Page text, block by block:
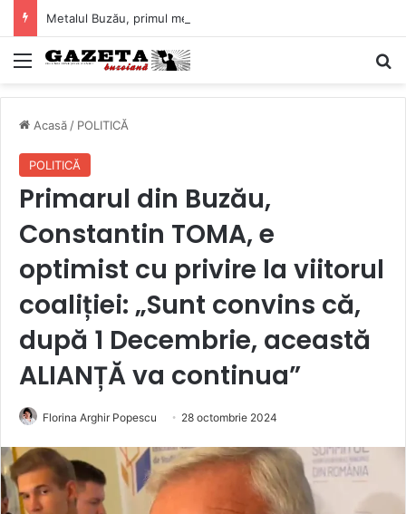
Mediu
Acasă / POLITICĂ
POLITICĂ
Primarul din Buzău,
Constantin TOMA, e
optimist cu privire la viitorul
coaliției: „Sunt convins că,
după 1 Decembrie, această
ALIANȚĂ va continua”
Florina Arghir Popescu 28 octombrie 2024